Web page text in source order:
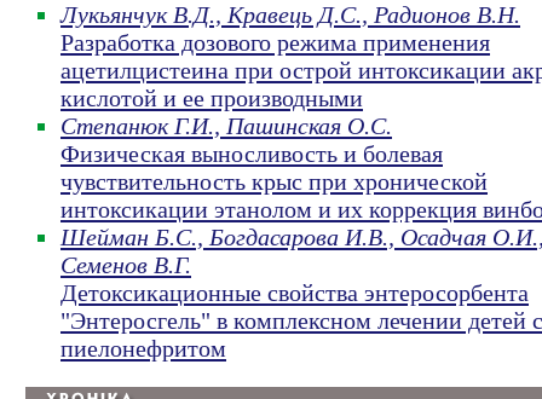
Лукьянчук В.Д., Кравець Д.С., Радионов В.Н.
Разработка дозового режима применения
ацетилцистеина при острой интоксикации
кислотой и ее производными
Степанюк Г.И., Пашинская О.С.
Физическая выносливость и болевая
чувствительность крыс при хронической
интоксикации этанолом и их коррекция
Шейман Б.С., Богдасарова И.В., Осадчая
Семенов В.Г.
Детоксикационные свойства энтеросорбента
"Энтеросгель" в комплексном лечении детей с
пиелонефритом